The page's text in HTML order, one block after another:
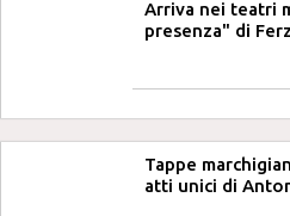
Arriva nei teatri
presenza" di
Tappe
atti unici di